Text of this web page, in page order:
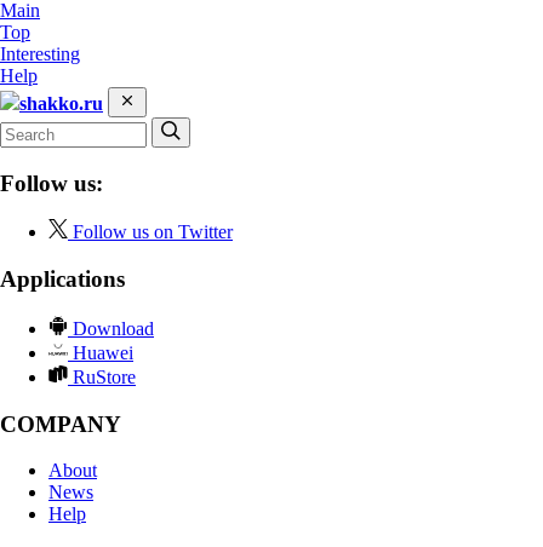
Main
Top
Interesting
Help
shakko.ru
Follow us:
Follow us on Twitter
Applications
Download
Huawei
RuStore
COMPANY
About
News
Help